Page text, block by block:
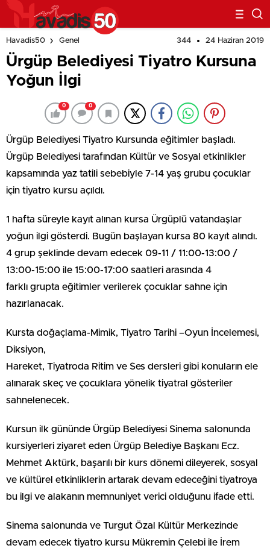
Havadis50 Genel 344 24 Haziran 2019
Ürgüp Belediyesi Tiyatro Kursuna
Yoğun İlgi
0 0
Ürgüp Belediyesi Tiyatro Kursunda eğitimler başladı.
Ürgüp Belediyesi tarafından Kültür ve Sosyal etkinlikler
kapsamında yaz tatili sebebiyle 7-14 yaş grubu çocuklar
için tiyatro kursu açıldı.
1 hafta süreyle kayıt alınan kursa Ürgüplü vatandaşlar
yoğun ilgi gösterdi. Bugün başlayan kursa 80 kayıt alındı.
4 grup şeklinde devam edecek 09-11 / 11:00-13:00 /
13:00-15:00 ile 15:00-17:00 saatleri arasında 4
farklı grupta eğitimler verilerek çocuklar sahne için
hazırlanacak.
Kursta doğaçlama-Mimik, Tiyatro Tarihi –Oyun İncelemesi,
Diksiyon,
Hareket, Tiyatroda Ritim ve Ses dersleri gibi konuların ele
alınarak skeç ve çocuklara yönelik tiyatral gösteriler
sahnelenecek.
Kursun ilk gününde Ürgüp Belediyesi Sinema salonunda
kursiyerleri ziyaret eden Ürgüp Belediye Başkanı Ecz.
Mehmet Aktürk, başarılı bir kurs dönemi dileyerek, sosyal
ve kültürel etkinliklerin artarak devam edeceğini tiyatroya
bu ilgi ve alakanın memnuniyet verici olduğunu ifade etti.
Sinema salonunda ve Turgut Özal Kültür Merkezinde
devam edecek tiyatro kursu Mükremin Çelebi ile İrem